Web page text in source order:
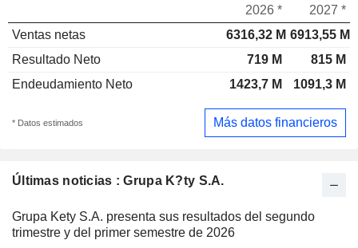
Últimas noticias : Grupa K?ty S.A.
Grupa Kety S.A. presenta sus resultados del segundo
trimestre y del primer semestre de 2026
2026 *
2027 *
Ventas netas
6316,32 M 6913,55 M
Resultado Neto
719 M
815 M
Endeudamiento Neto
1423,7 M 1091,3 M
* Datos estimados Más datos financieros